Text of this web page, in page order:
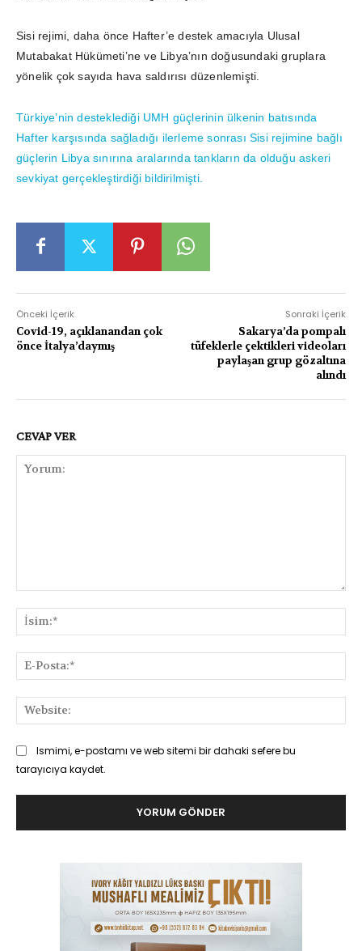
Sisi rejimi, daha önce Hafter’e destek amacıyla Ulusal
Mutabakat Hükümeti’ne ve Libya’nın doğusundaki gruplara
yönelik çok sayıda hava saldırısı düzenlemişti.
Türkiye’nin desteklediği UMH güçlerinin ülkenin batısında
Hafter karşısında sağladığı ilerleme sonrası Sisi rejimine bağlı
güçlerin Libya sınırına aralarında tankların da olduğu askeri
sevkiyat gerçekleştirdiği bildirilmişti.
Önceki İçerik
Covid-19, açıklanandan çok
önce İtalya’daymış
Sonraki İçerik
Sakarya’da pompalı
tüfeklerle çektikleri videoları
paylaşan grup gözaltına
alındı
CEVAP VER
Ismimi, e-postamı ve web sitemi bir dahaki sefere bu
tarayıcıya kaydet.